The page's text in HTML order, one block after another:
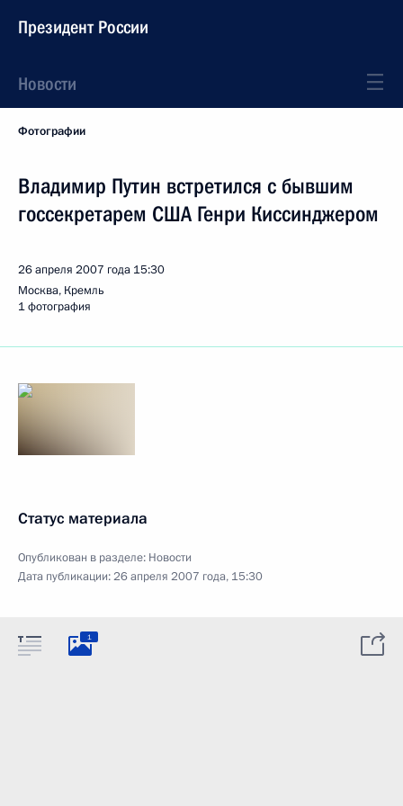
Президент России
Новости
Фотографии
Владимир Путин встретился с бывшим
госсекретарем США Генри Киссинджером
26 апреля 2007 года 15:30
Москва, Кремль
1 фотография
Статус материала
Опубликован в разделе: Новости
Дата публикации:26 апреля 2007 года, 15:30
1